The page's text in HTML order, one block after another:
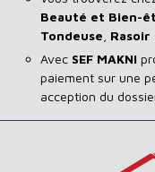
Beauté et Bien-
Tondeuse Rasoir
Avec SEF MAKNI
paiement sur une
acception du